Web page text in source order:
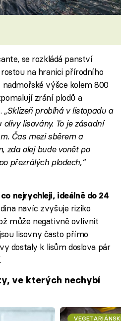
se rozkládá panství
na hranici přírodního
výšce kolem 800
zrání plodů a
„Sklizeň probíhá v listopadu a
lisovány. To je zásadní
Čas mezi sběrem a
zda olej bude vonět po
přezrálých plodech,“
nejrychleji, ideálně do 24
navíc zvyšuje riziko
může negativně ovlivnit
lisovny často přímo
dostaly k lisům doslova pár
ve kterých nechybí